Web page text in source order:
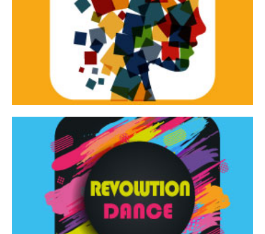
Tracce dinamiche
Tracce Dinamiche è una rassegna di teatro
d’innovazione e sperimentale.
Revolution Dance
Rassegna di danza contemporanea – I Edizione